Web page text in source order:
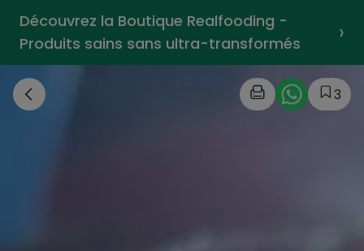
Découvrez la Boutique Realfooding -
Produits sains sans ultra-transformés
›
3